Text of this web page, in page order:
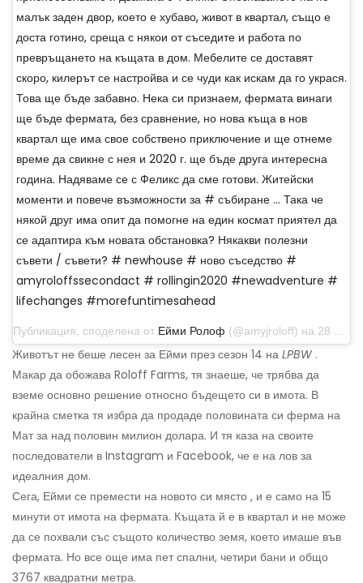
малък заден двор, което е хубаво, живот в квартал, също е
доста готино, среща с някои от съседите и работа по
превръщането на къщата в дом. Мебелите се доставят
скоро, килерът се настройва и се чуди как искам да го украся.
Това ще бъде забавно. Нека си признаем, фермата винаги
ще бъде фермата, без сравнение, но нова къща в нов
квартал ще има свое собствено приключение и ще отнеме
време да свикне с нея и 2020 г. ще бъде друга интересна
година. Надяваме се с Феликс да сме готови. Житейски
моменти и повече възможности за # събиране ... Така че
някой друг има опит да помогне на един космат приятел да
се адаптира към новата обстановка? Някакви полезни
съвети / съвети? # newhouse # ново съседство #
amyroloffssecondact # rollingin2020 #newadventure #
lifechanges #morefuntimesahead
Публикация, споделена от Ейми Ролоф (@amyjroloff) на 28 декември 2019 г. в 9:48 ч. PST
Животът не беше лесен за Ейми през сезон 14 на LPBW .
Макар да обожава Roloff Farms, тя знаеше, че трябва да
вземе основно решение относно бъдещето си в имота. В
крайна сметка тя избра да продаде половината си ферма на
Мат за над половин милион долара. И тя каза на своите
последователи в Instagram и Facebook, че е на лов за
идеалния дом.
Сега, Ейми се премести на новото си място , и е само на 15
минути от имота на фермата. Къщата й е в квартал и не може
да се похвали със същото количество земя, което имаше във
фермата. Но все още има пет спални, четири бани и общо
3767 квадратни метра.